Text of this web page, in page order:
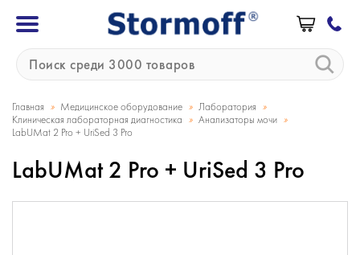
Главная » Медицинское оборудование » Лаборатория »
Клиническая лабораторная диагностика » Анализаторы мочи »
LabUMat 2 Pro + UriSed 3 Pro
LabUMat 2 Pro + UriSed 3 Pro